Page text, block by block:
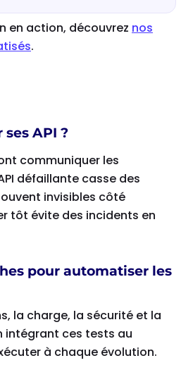
en action, découvrez nos
.
API ?
communiquer les
défaillante casse des
invisibles côté
tôt évite des incidents en
pour automatiser les
la charge, la sécurité et la
intégrant ces tests au
à chaque évolution.